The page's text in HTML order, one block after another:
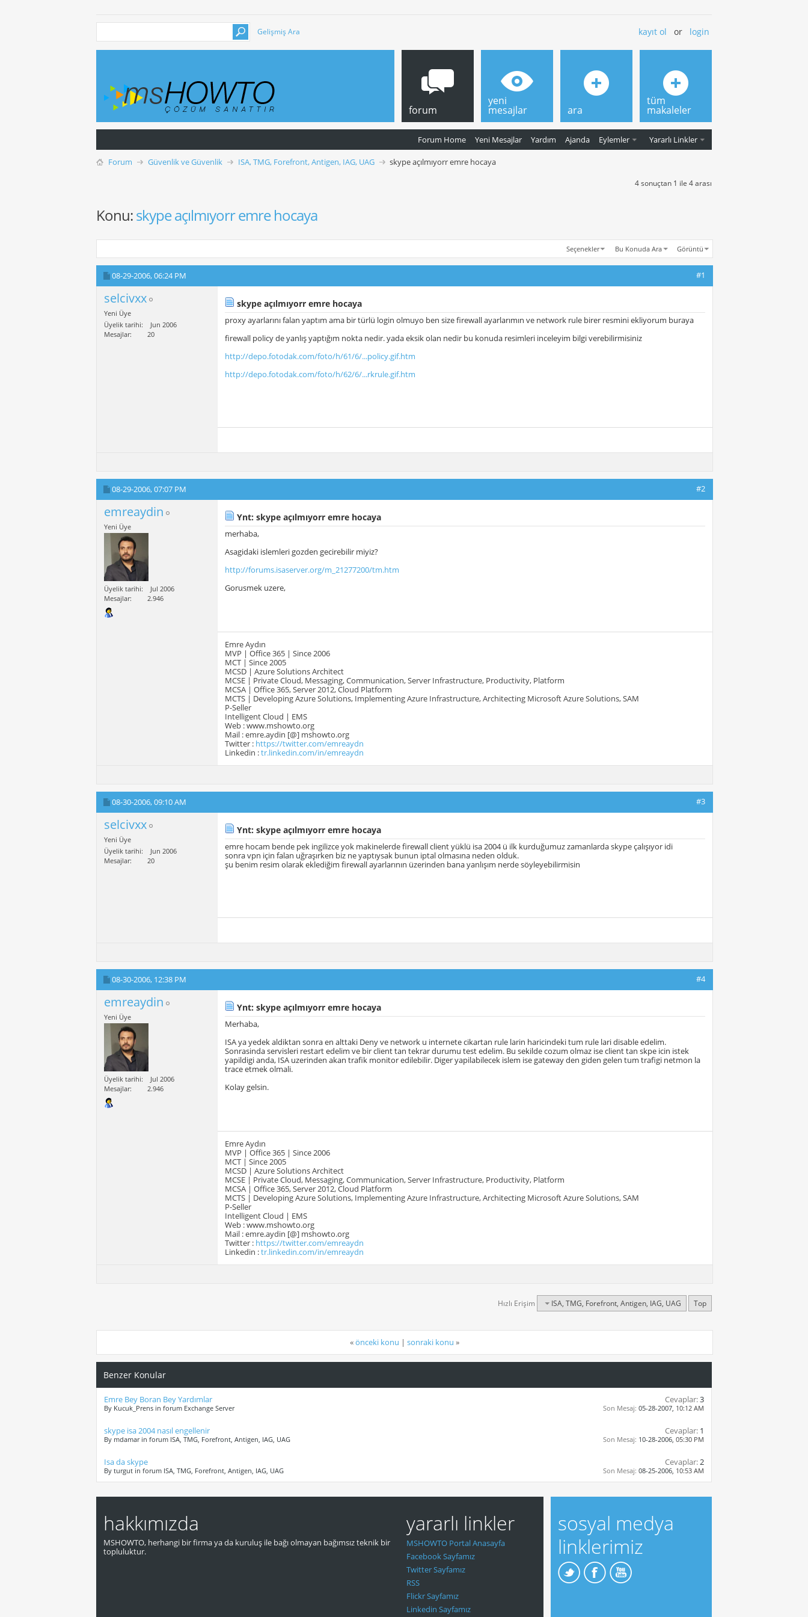
Gelişmiş Ara kayıt ol or login
forum
Forum Home Yeni Mesajlar Yardım Ajanda Eylemler Yararlı Linkler
yeni
mesajlar ara
tüm
makaleler
Forum Güvenlik ve Güvenlik ISA, TMG, Forefront, Antigen, IAG, UAG skype açılmıyorr emre hocaya
4 sonuçtan 1 ile 4 arası
Konu:skype açılmıyorr emre hocaya
Seçenekler Bu Konuda Ara Görüntü
08-29-2006,06:24 PM #1
selcivxx
Yeni Üye
Üyelik tarihi
Jun 2006
Mesajlar
20
skype açılmıyorr emre hocaya
proxy ayarlarını falan yaptım ama bir türlü login olmuyo ben size firewall ayarlarımın ve network rule birer resmini ekliyorum buraya
firewall policy de yanlış yaptığım nokta nedir. yada eksik olan nedir bu konuda resimleri inceleyim bilgi verebilirmisiniz
http://depo.fotodak.com/foto/h/61/6/...policy.gif.htm
http://depo.fotodak.com/foto/h/62/6/...rkrule.gif.htm
08-29-2006,07:07 PM #2
emreaydin
Yeni Üye
Üyelik tarihi
Jul 2006
Mesajlar
2.946
Ynt: skype açılmıyorr emre hocaya
merhaba,
Asagidaki islemleri gozden gecirebilir miyiz?
http://forums.isaserver.org/m_21277200/tm.htm
Gorusmek uzere,
Emre Aydın
MVP | Office 365 | Since 2006
MCT | Since 2005
MCSD | Azure Solutions Architect
MCSE | Private Cloud, Messaging, Communication, Server Infrastructure, Productivity, Platform
MCSA | Office 365, Server 2012, Cloud Platform
MCTS | Developing Azure Solutions, Implementing Azure Infrastructure, Architecting Microsoft Azure Solutions, SAM
P-Seller
Intelligent Cloud | EMS
Web : www.mshowto.org
Mail : emre.aydin [@] mshowto.org
Twitter : https://twitter.com/emreaydn
Linkedin :tr.linkedin.com/in/emreaydn
08-30-2006,09:10 AM #3
selcivxx
Yeni Üye
Üyelik tarihi
Jun 2006
Mesajlar
20
Ynt: skype açılmıyorr emre hocaya
emre hocam bende pek ingilizce yok makinelerde firewall client yüklü isa 2004 ü ilk kurduğumuz zamanlarda skype çalışıyor idi
sonra vpn için falan uğraşırken biz ne yaptıysak bunun iptal olmasına neden olduk.
şu benim resim olarak eklediğim firewall ayarlarının üzerinden bana yanlışım nerde söyleyebilirmisin
08-30-2006, 12:38 PM #4
emreaydin
Yeni Üye
Üyelik tarihi
Jul 2006
Mesajlar
2.946
Ynt: skype açılmıyorr emre hocaya
Merhaba,
ISA ya yedek aldiktan sonra en alttaki Deny ve network u internete cikartan rule larin haricindeki tum rule lari disable edelim.
Sonrasinda servisleri restart edelim ve bir client tan tekrar durumu test edelim. Bu sekilde cozum olmaz ise client tan skpe icin istek
yapildigi anda, ISA uzerinden akan trafik monitor edilebilir. Diger yapilabilecek islem ise gateway den giden gelen tum trafigi netmon la
trace etmek olmali.
Kolay gelsin.
Emre Aydın
MVP | Office 365 | Since 2006
MCT | Since 2005
MCSD | Azure Solutions Architect
MCSE | Private Cloud, Messaging, Communication, Server Infrastructure, Productivity, Platform
MCSA | Office 365, Server 2012, Cloud Platform
MCTS | Developing Azure Solutions, Implementing Azure Infrastructure, Architecting Microsoft Azure Solutions, SAM
P-Seller
Intelligent Cloud | EMS
Web : www.mshowto.org
Mail : emre.aydin [@] mshowto.org
Twitter : https://twitter.com/emreaydn
Linkedin :tr.linkedin.com/in/emreaydn
Hızlı Erişim ISA, TMG, Forefront, Antigen, IAG, UAG Top
«önceki konu | sonraki konu »
Benzer Konular
Emre Bey Boran Bey Yardımlar
By Kucuk_Prens in forum Exchange Server
Cevaplar:3
Son Mesaj: 05-28-2007, 10:12 AM
skype isa 2004 nasıl engellenir
By mdamar in forum ISA, TMG, Forefront, Antigen, IAG, UAG
Cevaplar: 1
Son Mesaj: 10-28-2006, 05:30 PM
Isa da skype
By turgut in forum ISA, TMG, Forefront, Antigen, IAG, UAG
Cevaplar:2
Son Mesaj: 08-25-2006, 10:53 AM
hakkımızda
MSHOWTO, herhangi bir firma ya da kuruluş ile bağı olmayan bağımsız teknik bir
topluluktur.
yararlı linkler
MSHOWTO Portal Anasayfa
Facebook Sayfamız
Twitter Sayfamız
RSS
Flickr Sayfamız
Linkedin Sayfamız
sosyal medya
linklerimiz